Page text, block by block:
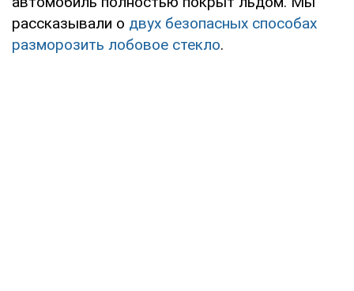
рассказывали о двух безопасных способах
разморозить лобовое стекло.